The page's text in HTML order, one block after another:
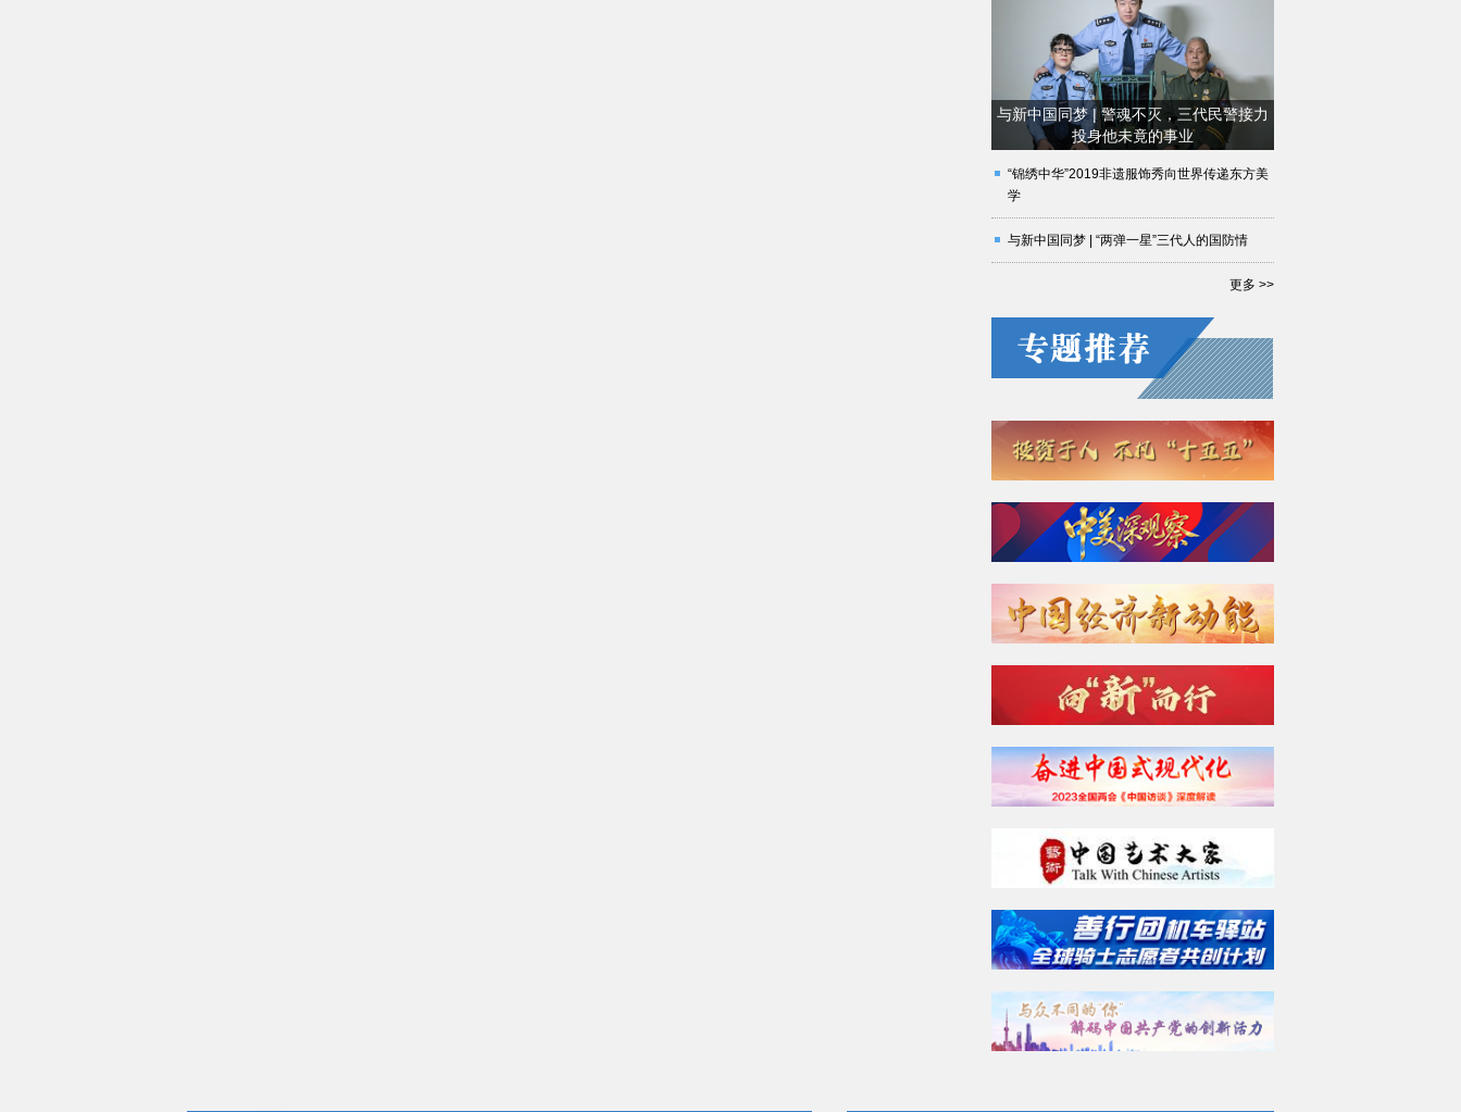
与新中国同梦 | 警魂不灭，三代民警接力
投身他未竟的事业
“锦绣中华”2019非遗服饰秀向世界传递东方美
学
与新中国同梦 | “两弹一星”三代人的国防情
更多 >>